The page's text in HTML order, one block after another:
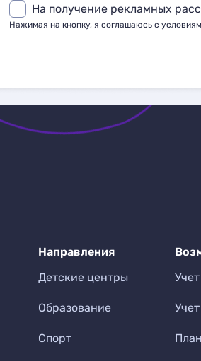
На получение рекламных
Нажимая на кнопку, я соглашаюсь с
Направления
Детские центры
Образование
Спорт